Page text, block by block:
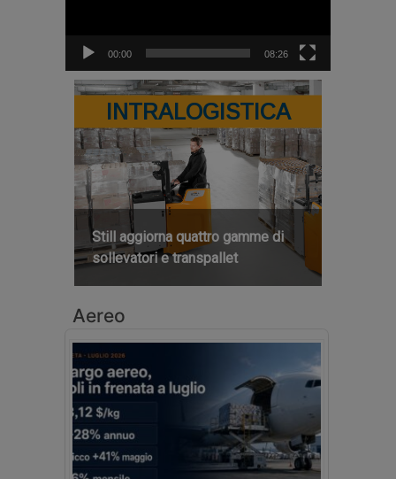
00:00 08:26
INTRALOGISTICA
Still aggiorna quattro gamme di
sollevatori e transpallet
Aereo